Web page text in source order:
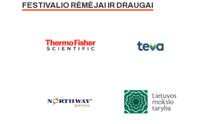
FESTIVALIO RĖMĖJAI IR DRAUGAI